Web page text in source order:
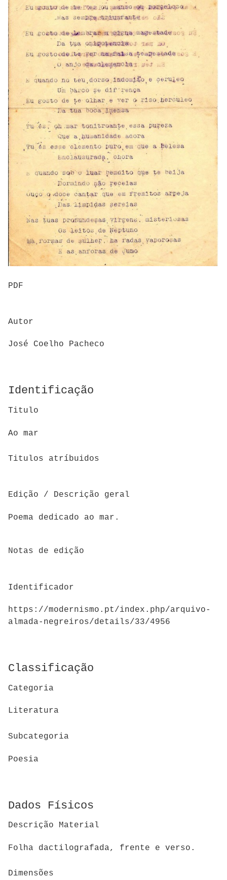
PDF
Autor
José Coelho Pacheco
Identificação
Titulo
Ao mar
Titulos atríbuidos
Edição / Descrição geral
Poema dedicado ao mar.
Notas de edição
Identificador
https://modernismo.pt/index.php/arquivo-
almada-negreiros/details/33/4956
Classificação
Categoria
Literatura
Subcategoria
Poesia
Dados Físicos
Descrição Material
Folha dactilografada, frente e verso.
Dimensões